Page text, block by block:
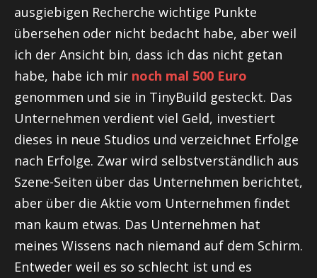
ausgiebigen Recherche wichtige Punkte
übersehen oder nicht bedacht habe, aber weil
ich der Ansicht bin, dass ich das nicht getan
habe, habe ich mir noch mal 500 Euro
genommen und sie in TinyBuild gesteckt. Das
Unternehmen verdient viel Geld, investiert
dieses in neue Studios und verzeichnet Erfolge
nach Erfolge. Zwar wird selbstverständlich aus
Szene-Seiten über das Unternehmen berichtet,
aber über die Aktie vom Unternehmen findet
man kaum etwas. Das Unternehmen hat
meines Wissens nach niemand auf dem Schirm.
Entweder weil es so schlecht ist und es